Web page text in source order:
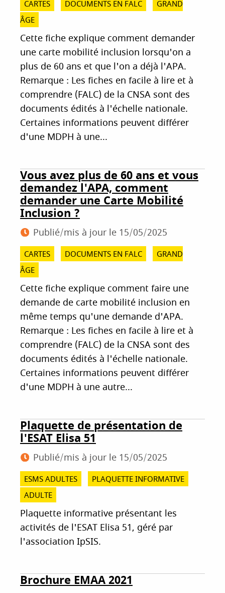
CARTES DOCUMENTS EN FALC
GRAND
ÂGE
Cette fiche explique comment demander
une carte mobilité inclusion lorsqu'on a
plus de 60 ans et que l'on a déjà l'APA.
Remarque : Les fiches en facile à lire et à
comprendre (FALC) de la CNSA sont des
documents édités à l'échelle nationale.
Certaines informations peuvent différer
d'une MDPH à une...
Vous avez plus de 60 ans et vous
demandez l'APA, comment
demander une Carte Mobilité
Inclusion ?
Publié/mis à jour le 15/05/2025
CARTES DOCUMENTS EN FALC
GRAND
ÂGE
Cette fiche explique comment faire une
demande de carte mobilité inclusion en
même temps qu'une demande d'APA.
Remarque : Les fiches en facile à lire et à
comprendre (FALC) de la CNSA sont des
documents édités à l'échelle nationale.
Certaines informations peuvent différer
d'une MDPH à une autre...
Plaquette de présentation de
l'ESAT Elisa 51
Publié/mis à jour le 15/05/2025
ESMS ADULTES
PLAQUETTE INFORMATIVE
ADULTE
Plaquette informative présentant les
activités de l'ESAT Elisa 51, géré par
l'association IpSIS.
Brochure EMAA 2021